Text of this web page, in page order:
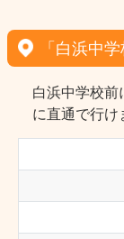
「白浜中
白浜中学校
に直通で行け